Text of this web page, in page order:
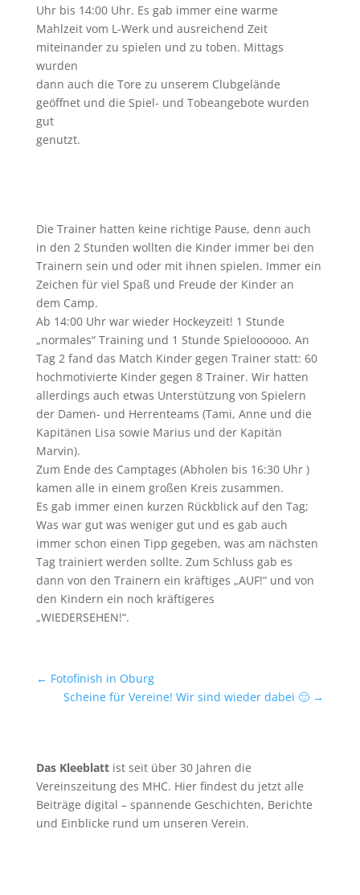
Uhr bis 14:00 Uhr. Es gab immer eine warme
Mahlzeit vom L-Werk und ausreichend Zeit
miteinander zu spielen und zu toben. Mittags
wurden
dann auch die Tore zu unserem Clubgelände
geöffnet und die Spiel- und Tobeangebote wurden
gut
genutzt.
Die Trainer hatten keine richtige Pause, denn auch
in den 2 Stunden wollten die Kinder immer bei den
Trainern sein und oder mit ihnen spielen. Immer ein
Zeichen für viel Spaß und Freude der Kinder an
dem Camp.
Ab 14:00 Uhr war wieder Hockeyzeit! 1 Stunde
„normales“ Training und 1 Stunde Spieloooooo. An
Tag 2 fand das Match Kinder gegen Trainer statt: 60
hochmotivierte Kinder gegen 8 Trainer. Wir hatten
allerdings auch etwas Unterstützung von Spielern
der Damen- und Herrenteams (Tami, Anne und die
Kapitänen Lisa sowie Marius und der Kapitän
Marvin).
Zum Ende des Camptages (Abholen bis 16:30 Uhr )
kamen alle in einem großen Kreis zusammen.
Es gab immer einen kurzen Rückblick auf den Tag;
Was war gut was weniger gut und es gab auch
immer schon einen Tipp gegeben, was am nächsten
Tag trainiert werden sollte. Zum Schluss gab es
dann von den Trainern ein kräftiges „AUF!“ und von
den Kindern ein noch kräftigeres
„WIEDERSEHEN!“.
← Fotofinish in Oburg
Scheine für Vereine! Wir sind wieder dabei 🙂 →
Das Kleeblattist seit über 30 Jahren die
Vereinszeitung des MHC. Hier findest du jetzt alle
Beiträge digital – spannende Geschichten, Berichte
und Einblicke rund um unseren Verein.